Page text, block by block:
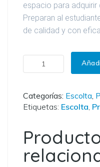
espacio para
Preparan al
de calidad y con
Categorías: Escolta,
Etiquetas: Escolta,